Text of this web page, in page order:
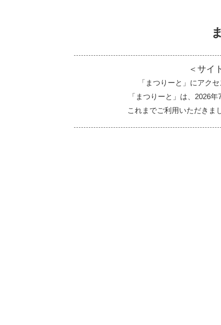
＜サイ
「まつりーと」にアク
「まつりーと」は、2026
これまでご利用いただきま